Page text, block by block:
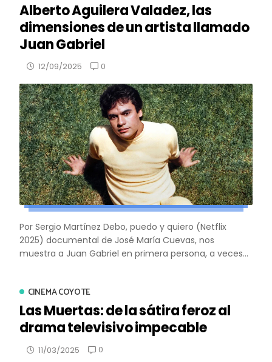
Alberto Aguilera Valadez, las
dimensiones de un artista llamado
Juan Gabriel
12/09/2025 0
Por Sergio Martínez Debo, puedo y quiero (Netflix
2025) documental de José María Cuevas, nos
muestra a Juan Gabriel en primera persona, a veces...
CINEMA COYOTE
Las Muertas: de la sátira feroz al
drama televisivo impecable
11/03/2025 0